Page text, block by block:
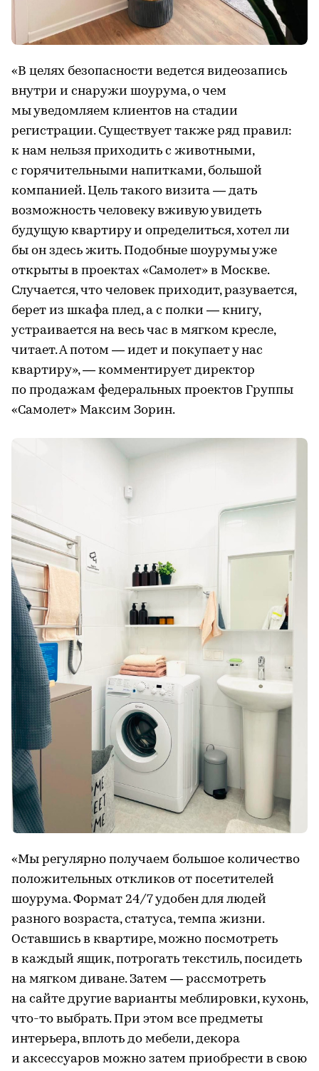
«В целях безопасности ведется видеозапись
внутри и снаружи шоурума, о чем
мы уведомляем клиентов на стадии
регистрации. Существует также ряд правил:
к нам нельзя приходить с животными,
с горячительными напитками, большой
компанией. Цель такого визита — дать
возможность человеку вживую увидеть
будущую квартиру и определиться, хотел ли
бы он здесь жить. Подобные шоурумы уже
открыты в проектах «Самолет» в Москве.
Случается, что человек приходит, разувается,
берет из шкафа плед, а с полки — книгу,
устраивается на весь час в мягком кресле,
читает. А потом — идет и покупает у нас
квартиру», — комментирует директор
по продажам федеральных проектов Группы
«Самолет» Максим Зорин.
«Мы регулярно получаем большое количество
положительных откликов от посетителей
шоурума. Формат 24/7 удобен для людей
разного возраста, статуса, темпа жизни.
Оставшись в квартире, можно посмотреть
в каждый ящик, потрогать текстиль, посидеть
на мягком диване. Затем — рассмотреть
на сайте другие варианты меблировки, кухонь,
что-то выбрать. При этом все предметы
интерьера, вплоть до мебели, декора
и аксессуаров можно затем приобрести в свою